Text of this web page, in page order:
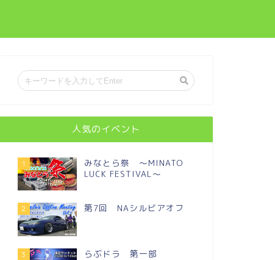
人気のイベント
1
みなとら祭 ～MINATO
LUCK FESTIVAL～
2 第7回 NAシルビアオフ
3 らぶドラ 第一部